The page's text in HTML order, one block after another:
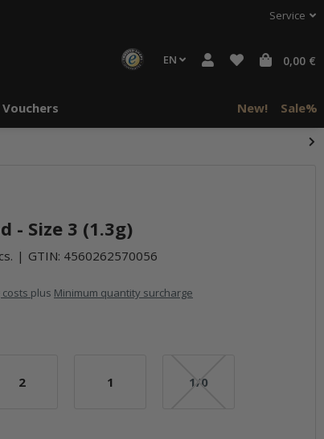
Service
EN 0,00 €
Vouchers New! Sale%
- Size 3 (1.3g)
GTIN: 4560262570056
plus Minimum quantity surcharge
2
2 11 1/0
1/0